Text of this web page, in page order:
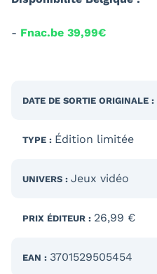
- Fnac.be 39,99€
DATE DE SORTIE ORIGINALE :
TYPE : Édition limitée
UNIVERS : Jeux vidéo
PRIX ÉDITEUR : 26,99 €
EAN : 3701529505454